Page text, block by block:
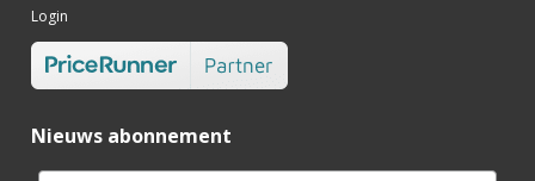
Login
Nieuws abonnement